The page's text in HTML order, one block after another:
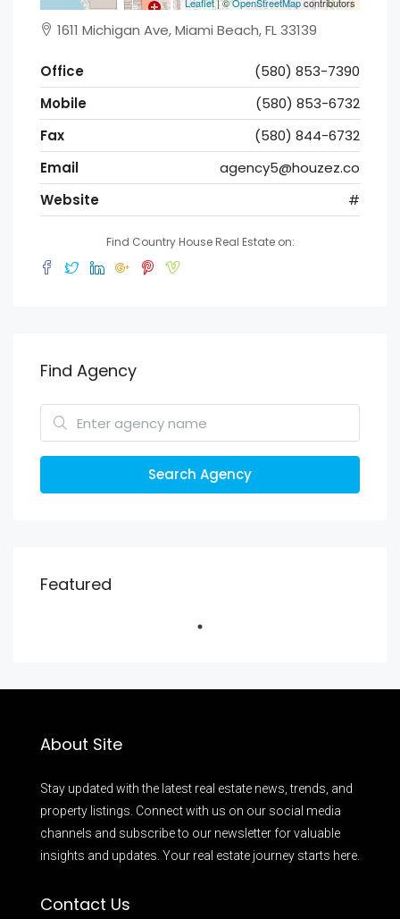
1611 Michigan Ave, Miami Beach, FL 33139
Office
(580) 853-7390
Mobile
(580) 853-6732
Fax
(580) 844-6732
Email
agency5@houzez.co
Website
#
Find Country House Real Estate on:
Find Agency
Search Agency
Featured
About Site
Stay updated with the latest real estate news, trends, and
property listings. Connect with us on our social media
channels and subscribe to our newsletter for valuable
insights and updates. Your real estate journey starts here.
Contact Us